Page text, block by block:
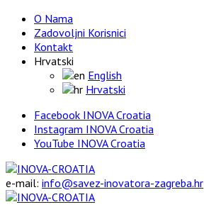
O Nama
Zadovoljni Korisnici
Kontakt
Hrvatski
English
Hrvatski
Facebook INOVA Croatia
Instagram INOVA Croatia
YouTube INOVA Croatia
e-mail: info@savez-inovatora-zagreba.hr